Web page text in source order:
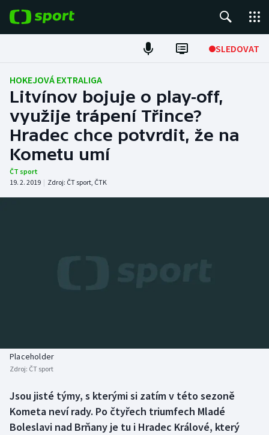
SLEDOVAT
Fotbal
Hokej
Tenis
Atletika
Boby a skeleton
Box
Curling
AZ kvíz
HOKEJOVÁ EXTRALIGA
Litvínov bojuje o play-off,
využije trápení Třince?
Hradec chce potvrdit, že na
Kometu umí
ČT sport
19. 2. 2019 | Zdroj: ČT sport, ČTK
Placeholder
Zdroj: ČT sport
Jsou jisté týmy, s kterými si zatím v této sezoně
Kometa neví rady. Po čtyřech triumfech Mladé
Boleslavi nad Brňany je tu i Hradec Králové, který